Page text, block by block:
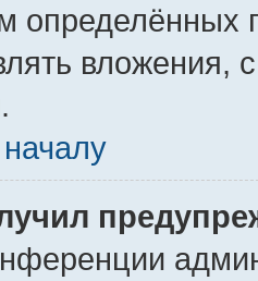
определённых
вложения,